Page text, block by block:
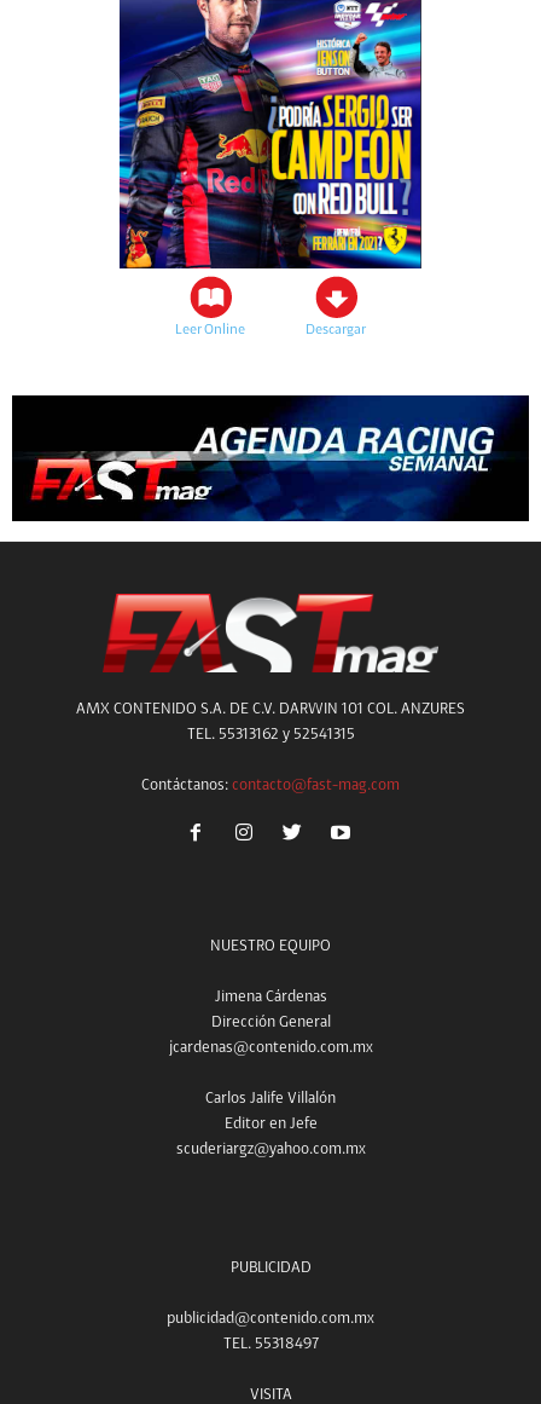
Leer Online Descargar
AMX CONTENIDO S.A. DE C.V. DARWIN 101 COL. ANZURES
TEL. 55313162 y 52541315
Contáctanos: contacto@fast-mag.com
NUESTRO EQUIPO
Jimena Cárdenas
Dirección General
jcardenas@contenido.com.mx
Carlos Jalife Villalón
Editor en Jefe
scuderiargz@yahoo.com.mx
PUBLICIDAD
publicidad@contenido.com.mx
TEL. 55318497
VISITA